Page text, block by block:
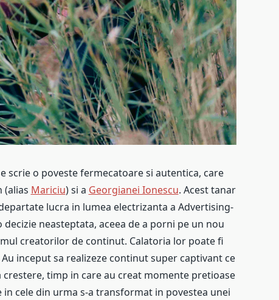
scrie o poveste fermecatoare si autentica, care
(alias Mariciu) si a Georgianei Ionescu. Acest tanar
lucra in lumea electrizanta a Advertising-
neasteptata, aceea de a porni pe un nou
creatorilor de continut. Calatoria lor poate fi
inceput sa realizeze continut super captivant ce
timp in care au creat momente pretioase
cele din urma s-a transformat in povestea unei